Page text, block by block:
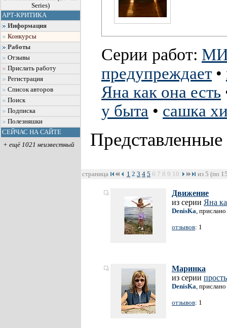
Series)
АРТ-КРИТИКА
Информация
Конкурсы
Работы
Отзывы
Прислать работу
Регистрация
Список авторов
Поиск
Подписка
Полезняшки
СЕЙЧАС НА САЙТЕ
+ ещё 1021 неизвестный
Серии работ:
предупреждает •
Яна как она есть
у быта • сашка
страница 1 2 3 4 5 6 7 8 9 10 из 5 (по
Движение
из серии Яна
DenisKa,
отзывов: 1
Маринка
из серии
DenisKa,
отзывов: 1